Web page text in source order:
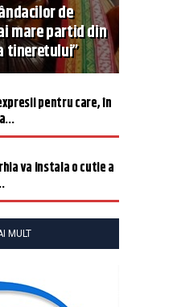
de
mare partid din
tineretului”
pentru care, în
va instala o cutie a
MULT